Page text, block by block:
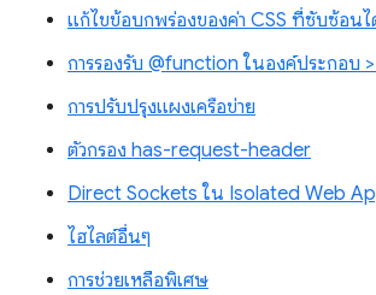
แก้ไขข้อบกพร่องของค่า CSS ที่ซับซ้อนไ
การรองรับ @function ในองค์ประกอบ
การปรับปรุงแผงเครือข่าย
ตัวกรอง has-request-header
Direct Sockets ใน Isolated Web
ไฮไลต์อื่นๆ
การช่วยเหลือพิเศษ